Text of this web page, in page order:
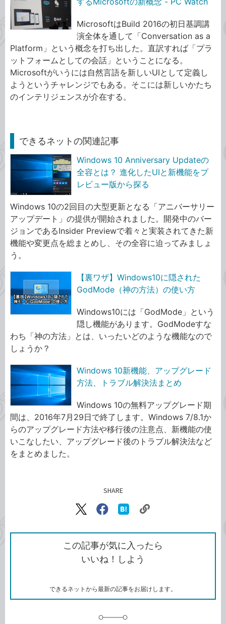
MicrosoftはBuild 2016の初日基調講
演全体を通して「Conversation as a
Platform」という概念を打ち出した。直訳すれば「プラ
ットフォームとしての会話」ということになる。
Microsoftがいうには自然言語を新しいUIとして定義し
ようというチャレンジでもある。そこには新しいかたち
のインテリジェンスが介在する。
できるネットの関連記事
Windows 10 Anniversary Updateの
全容とは？ 進化したUIと新機能をプ
レビュー版から探る
Windows 10の2回目の大型更新となる「アニバーサリー
アップデート」の提供が開始されました。開発中のバー
ジョンであるInsider Previewで着々と実装されてきた新
機能や変更点を総まとめし、その全容に迫ってみましょ
う。
【裏ワザ】Windows10に隠された
GodMode（神の方法）の使い方
Windows10には「GodMode」という
隠し機能があります。GodModeすな
わち「神の方法」とは、いったいどのような機能なので
しょうか？
Windows 10新機能、アップグレード
方法、トラブル解決法まとめ
Windows 10の無料アップグレード期
間は、2016年7月29日で終了します。Windows 7/8.1か
らのアップグレード方法や移行後の注意点、新機能の使
いこなしたい、アップグレード後のトラブル解決法など
をまとめました。
SHARE
X（旧
で
シ
ェ
ア
Facebook
シ
ェ
ア
な
ブ
ッ
ク
ク
ク
を
コ
この記事が気に入ったら
いいね！しよう
できるネットから最新の記事をお届けします。